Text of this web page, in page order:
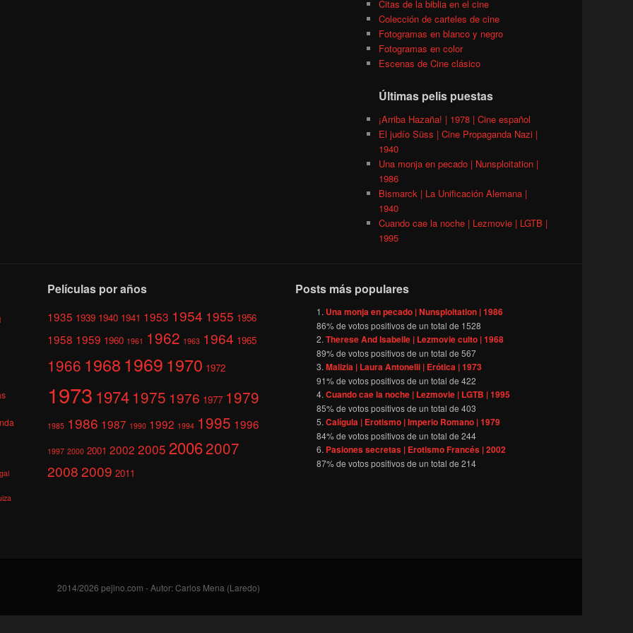
Citas de la biblia en el cine
Colección de carteles de cine
Fotogramas en blanco y negro
Fotogramas en color
Escenas de Cine clásico
Últimas pelis puestas
¡Arriba Hazaña! | 1978 | Cine español
El judío Süss | Cine Propaganda Nazi |
1940
Una monja en pecado | Nunsploitation |
1986
Bismarck | La Unificación Alemana |
1940
Cuando cae la noche | Lezmovie | LGTB |
1995
Películas por años
1935 1939 1940 1941 1953 1954 1955 1956
1958 1959 1960 1961 1962 1963 1964 1965
1966 1968 1969 1970 1972
1973 1974 1975 1976 1977 1979
1985 1986 1987 1990 1992 1994 1995 1996
1997 2000 2001 2002 2005 20062007
20082009 2011
Posts más populares
Una monja en pecado | Nunsploitation | 1986
86% de votos positivos de un total de 1528
Therese And Isabelle | Lezmovie culto | 1968
89% de votos positivos de un total de567
Malizia | Laura Antonelli | Erótica | 1973
91% de votos positivos de un total de422
Cuando cae la noche | Lezmovie | LGTB | 1995
85% de votos positivos de un total de403
Calígula | Erotismo | Imperio Romano | 1979
84% de votos positivos de un total de244
Pasiones secretas | Erotismo Francés | 2002
87% de votos positivos de un total de214
2014/2026 pejino.com - Autor: Carlos Mena (Laredo)